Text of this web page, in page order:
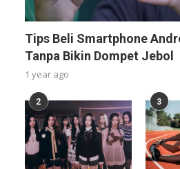
Tips Beli Smartphone
Tanpa Bikin Dompet Jebol
1 year ago
2 3